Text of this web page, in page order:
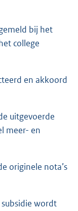
bij het
college
en akkoord
uitgevoerde
meer- en
originele nota’s
wordt